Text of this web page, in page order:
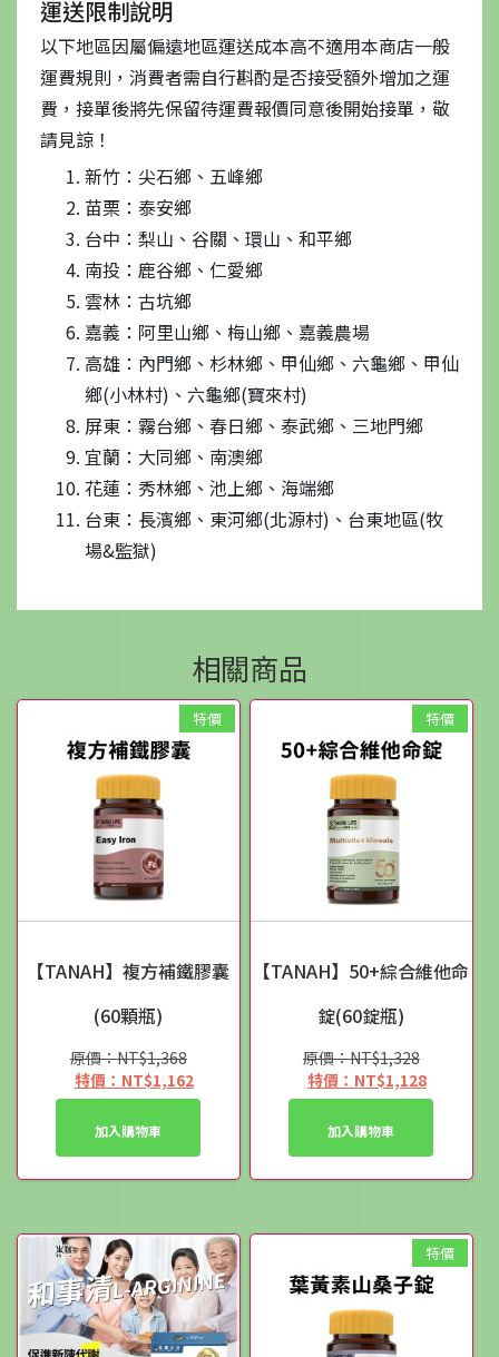
運送限制說明
以下地區因屬偏遠地區運送成本高不適用本商店一般
運費規則，消費者需自行斟酌是否接受額外增加之運
費，接單後將先保留待運費報價同意後開始接單，敬
請見諒！
新竹：尖石鄉、五峰鄉
苗栗：泰安鄉
台中：梨山、谷關、環山、和平鄉
南投：鹿谷鄉、仁愛鄉
雲林：古坑鄉
嘉義：阿里山鄉、梅山鄉、嘉義農場
高雄：內門鄉、杉林鄉、甲仙鄉、六龜鄉、甲仙
鄉(小林村)、六龜鄉(寶來村)
屏東：霧台鄉、春日鄉、泰武鄉、三地門鄉
宜蘭：大同鄉、南澳鄉
花蓮：秀林鄉、池上鄉、海端鄉
台東：長濱鄉、東河鄉(北源村)、台東地區(牧
場&監獄)
相關商品
特價
【TANAH】複方補鐵膠囊
(60顆瓶)
NT$1,368
原
始
價
NT$1,162
目
前
NT$1,162。
加入購物車
特價
【TANAH】50+綜合維他命
錠(60錠瓶)
NT$1,328
原
始
價
NT$1,128
目
前
NT$1,128。
加入購物車
特價